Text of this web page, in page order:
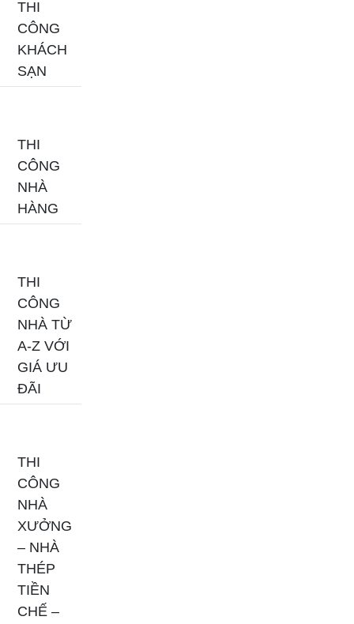
THI
CÔNG
KHÁCH
SẠN
THI
CÔNG
NHÀ
HÀNG
THI
CÔNG
NHÀ TỪ
A-Z VỚI
GIÁ ƯU
ĐÃI
THI
CÔNG
NHÀ
XƯỞNG
– NHÀ
THÉP
TIỀN
CHẾ –